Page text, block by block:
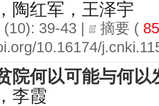
陶红军，王泽宇
39-43 | 摘要 (
10.16174/
院何以可能与何以
李霞